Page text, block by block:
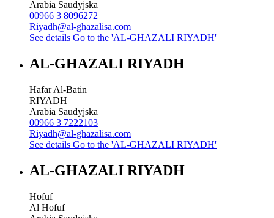
Arabia Saudyjska
00966 3 8096272
Riyadh@al-ghazalisa.com
See details Go to the 'AL-GHAZALI RIYADH'
AL-GHAZALI RIYADH
Hafar Al-Batin
RIYADH
Arabia Saudyjska
00966 3 7222103
Riyadh@al-ghazalisa.com
See details Go to the 'AL-GHAZALI RIYADH'
AL-GHAZALI RIYADH
Hofuf
Al Hofuf